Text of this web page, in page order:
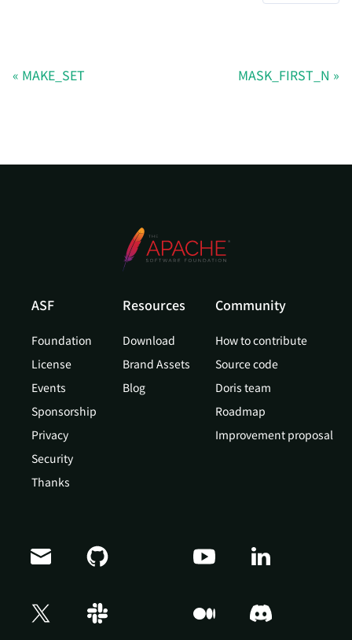
MAKE_SET MASK_FIRST_N
ASF
Foundation
License
Events
Sponsorship
Privacy
Security
Thanks
Resources
Download
Brand Assets
Blog
Community
How to contribute
Source code
Doris team
Roadmap
Improvement proposal
Doris Summit 26